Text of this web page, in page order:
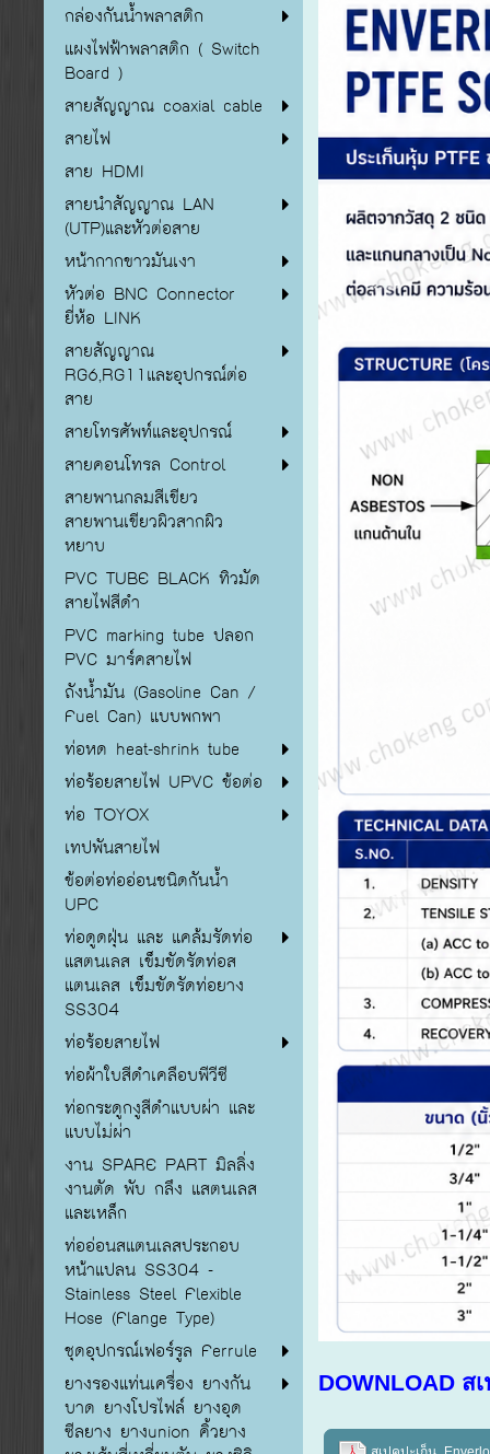
กล่องกันน้ำพลาสติก
แผงไฟฟ้าพลาสติก ( Switch
Board )
สายสัญญาณ coaxial cable
สายไฟ
สาย HDMI
สายนำสัญญาณ LAN
(UTP)และหัวต่อสาย
หน้ากากขาวมันเงา
หัวต่อ BNC Connector
ยี่ห้อ LINK
สายสัญญาณ
RG6,RG11และอุปกรณ์ต่อ
สาย
สายโทรศัพท์และอุปกรณ์
สายคอนโทรล Control
สายพานกลมสีเขียว
สายพานเขียวผิวสากผิว
หยาบ
PVC TUBE BLACK ทิวมัด
สายไฟสีดำ
PVC marking tube ปลอก
PVC มาร์คสายไฟ
ถังน้ำมัน (Gasoline Can /
Fuel Can) แบบพกพา
ท่อหด heat-shrink tube
ท่อร้อยสายไฟ UPVC ข้อต่อ
ท่อ TOYOX
เทปพันสายไฟ
ข้อต่อท่ออ่อนชนิดกันน้ำ
UPC
ท่อดูดฝุ่น และ แคล้มรัดท่อ
แสตนเลส เข็มขัดรัดท่อส
แตนเลส เข็มขัดรัดท่อยาง
SS304
ท่อร้อยสายไฟ
ท่อผ้าใบสีดำเคลือบพีวีซี
ท่อกระดูกงูสีดำแบบผ่า และ
แบบไม่ผ่า
งาน SPARE PART มิลลิ่ง
งานตัด พับ กลึง แสตนเลส
และเหล็ก
ท่ออ่อนสแตนเลสประกอบ
หน้าแปลน SS304 -
Stainless Steel Flexible
Hose (Flange Type)
ชุดอุปกรณ์เฟอร์รูล Ferrule
ยางรองแท่นเครื่อง ยางกัน
บาด ยางโปรไฟล์ ยางอุด
ซีลยาง ยางunion คิ้วยาง
DOWNLOAD ส